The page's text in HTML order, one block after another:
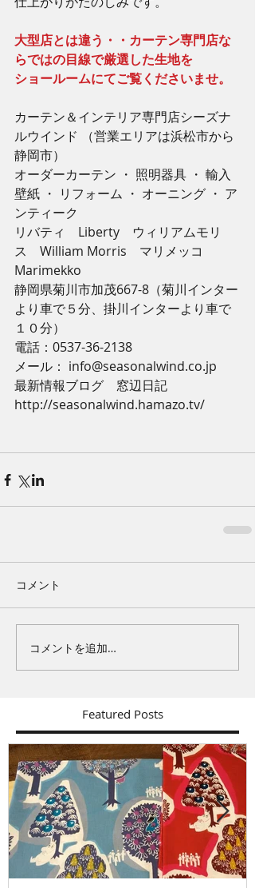
大型店とは違う・・カーテン専門店な
らではの目線で厳選した生地を
ショールームにてご覧くださいませ。
カーテン＆インテリア専門店シーズナ
ルウインド （営業エリアは浜松市から
静岡市）
オーダーカーテン ・ 照明器具 ・ 輸入
壁紙 ・ リフォーム ・ オーニング ・ ア
ンティーク
リバティ　Liberty　ウィリアムモリ
ス　William Morris　マリメッコ
Marimekko
静岡県菊川市加茂667-8（菊川インター
より車で５分、掛川インターより車で
１０分）
電話：0537-36-2138
メール： info@seasonalwind.co.jp
最新情報ブログ　窓辺日記
http://seasonalwind.hamazo.tv/
コメント
コメントを追加…
Featured Posts